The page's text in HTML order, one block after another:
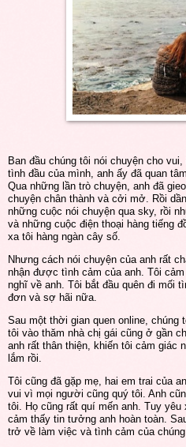
Ban đầu chúng tôi nói chuyện cho
tình đầu của mình, anh ấy đã quan
Qua những lần trò chuyện, anh đã
chuyện chân thành và cởi mở. Rồi
những cuộc nói chuyện qua sky, rồi
và những cuộc điện thoại hàng tiếng
xa tôi hàng ngàn cây số.
Nhưng cách nói chuyện của anh rất
nhận được tình cảm của anh. Tôi
nghĩ về anh. Tôi bắt đầu quên đi mối
đơn và sợ hãi nữa.
Sau một thời gian quen online, chúng
tôi vào thăm nhà chị gái cũng ở gần
anh rất thân thiện, khiến tôi cảm giác
lắm rồi.
Tôi cũng đã gặp mẹ, hai em trai của
vui vì mọi người cũng quý tôi. Anh
tôi. Họ cũng rất quí mến anh. Tuy
cảm thấy tin tưởng anh hoàn toàn.
trở về làm việc và tình cảm của